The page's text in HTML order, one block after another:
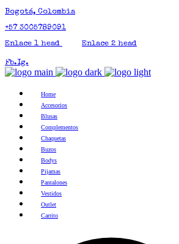
Bogotá, Colombia
+57 3005789091
Enlace 1 head
Enlace 2 head
Fb.Ig.
Home
Accesorios
Blusas
Complementos
Chaquetas
Buzos
Bodys
Pijamas
Pantalones
Vestidos
Outlet
Carrito